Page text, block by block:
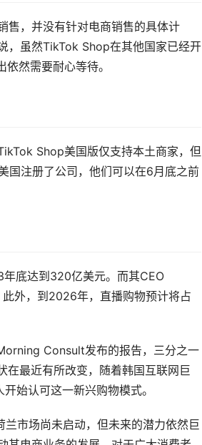
，并没有针对电商销售的具体计
，虽然TikTok Shop在其他国家已经开
然需要耐心等待。
Shop美国版仅支持本土商家，但
国注册了公司，他们可以在6月底之前
底达到320亿美元。而其CEO
外，到2026年，直播购物预计将占
Consult发布的报告，三分之一
在最近有所改变，随着韩国互联网巨
始认可这一新兴购物模式。
市场尚未启动，但未来的潜力依然巨